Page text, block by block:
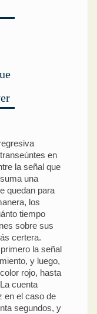
en
la señal que
una
quedan para
los
tiempo
sobre sus
certera.
la señal
y luego,
rojo, hasta
cuenta
en el caso de
segundos, y